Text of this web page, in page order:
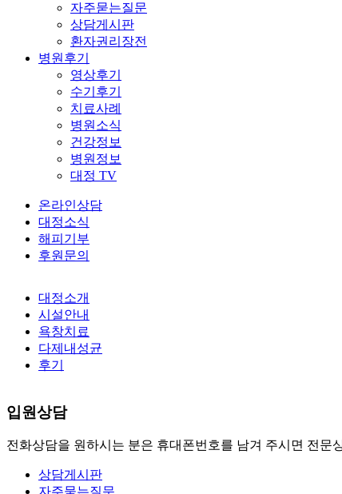
자주묻는질문
상담게시판
환자권리장전
병원후기
영상후기
수기후기
치료사례
병원소식
건강정보
병원정보
대정 TV
온라인상담
대정소식
해피기부
후원문의
대정소개
시설안내
욕창치료
다제내성균
후기
입원상담
전화상담을 원하시는 분은 휴대폰번호를 남겨 주시면 전문
상담게시판